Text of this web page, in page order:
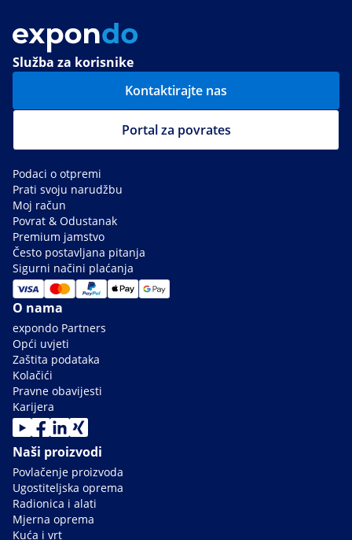
Služba za korisnike
Kontaktirajte nas
Portal za povrates
Podaci o otpremi
Prati svoju narudžbu
Moj račun
Povrat & Odustanak
Premium jamstvo
Često postavljana pitanja
Sigurni načini plaćanja
O nama
expondo Partners
Opći uvjeti
Zaštita podataka
Kolačići
Pravne obavijesti
Karijera
Naši proizvodi
Povlačenje proizvoda
Ugostiteljska oprema
Radionica i alati
Mjerna oprema
Kuća i vrt